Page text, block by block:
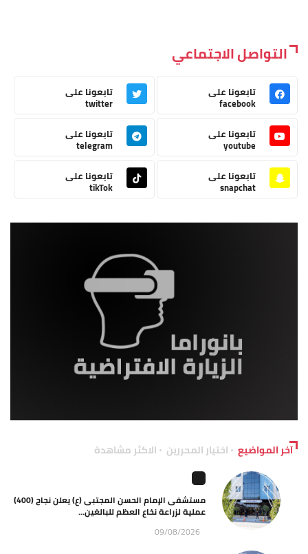
التواصل الاجتماعي
تابعونا على
facebook
تابعونا على
twitter
تابعونا على
youtube
تابعونا على
telegram
تابعونا على
snapchat
تابعونا على
tikTok
آخر المواضيع اختيار المحررين الاكثر مشاهدة
مستشفى الإمام الحسن المجتبى (ع) يعلن نجاح (400)
عملية لزراعة نخاع العظم للبالغين...
09/08/2026